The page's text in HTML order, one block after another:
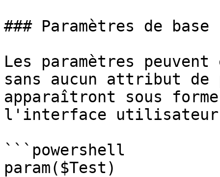
### Paramètres de base
Les paramètres
sans aucun attribut
apparaîtront sous
l'interface
```powershell
param($Test)